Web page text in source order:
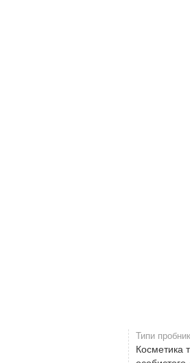
Типи
Косметика